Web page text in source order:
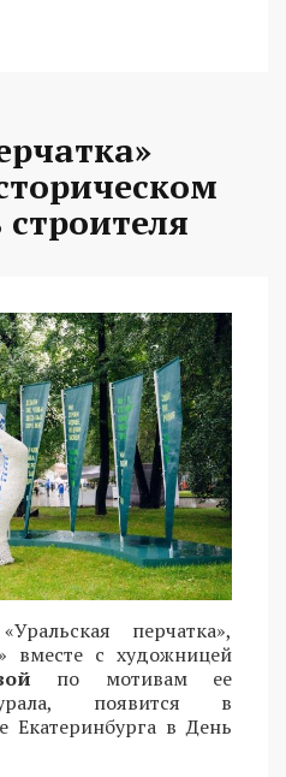
перчатка»,
вместе с художницей
по мотивам ее
появится в
Екатеринбурга в День